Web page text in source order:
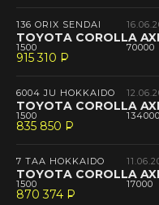
136 ORIX SENDAI
TOYOTA COROLLA
1500 70000
915 310 P
--
6004 JU HOKKAIDO
TOYOTA COROLLA
1500 134000
835 850 P
--
7 TAA HOKKAIDO
TOYOTA COROLLA
1500 17000
870 374 P
--